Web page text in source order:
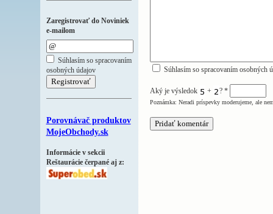
Zaregistrovať do Noviniek
e-mailom
Súhlasím so spracovaním
osobných údajov
Porovnávač produktov
MojeObchody.sk
Informácie v sekcii
Reštaurácie čerpané aj z:
Súhlasím so spracovaním osobných
Aký je výsledok + ? *
Poznámka: Neradi príspevky moderujeme, ale